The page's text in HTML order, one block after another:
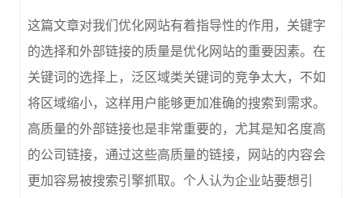
这篇文章对我们优化网站有着指导性的作用，关键字
的选择和外部链接的质量是优化网站的重要因素。在
关键词的选择上，泛区域类关键词的竞争太大，不如
将区域缩小，这样用户能够更加准确的搜索到需求。
高质量的外部链接也是非常重要的，尤其是知名度高
的公司链接，通过这些高质量的链接，网站的内容会
更加容易被搜索引擎抓取。个人认为企业站要想引